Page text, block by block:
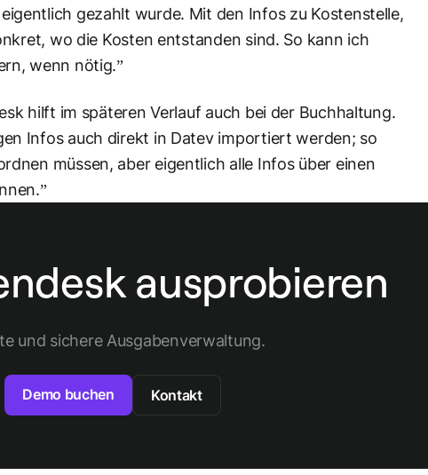
gezahlt wurde. Mit den Infos zu Kostenstelle,
wo die Kosten entstanden sind. So kann ich
wenn nötig.”
hilft im späteren Verlauf auch bei der Buchhaltung.
Infos auch direkt in Datev importiert werden; so
müssen, aber eigentlich alle Infos über einen
ausprobieren
und sichere Ausgabenverwaltung.
Demo buchen Kontakt